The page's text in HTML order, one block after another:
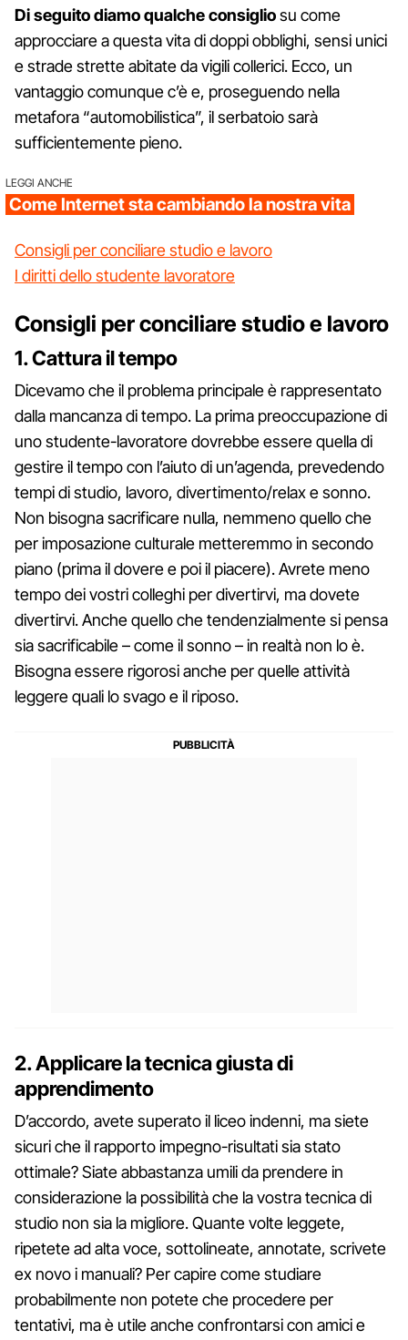
Di seguito diamo qualche consigliosu come
approcciare a questa vita di doppi obblighi, sensi unici
e strade strette abitate da vigili collerici. Ecco, un
vantaggio comunque c’è e, proseguendo nella
metafora “automobilistica”, il serbatoio sarà
sufficientemente pieno.
LEGGI ANCHE
Come Internet sta cambiando la nostra vita
Consigli per conciliare studio e lavoro
I diritti dello studente lavoratore
Consigli per conciliare studio e lavoro
1. Cattura il tempo
Dicevamo che il problema principale è rappresentato
dalla mancanza di tempo. La prima preoccupazione di
uno studente-lavoratore dovrebbe essere quella di
gestire il tempo con l’aiuto di un’agenda, prevedendo
tempi di studio, lavoro, divertimento/relax e sonno.
Non bisogna sacrificare nulla, nemmeno quello che
per imposazione culturale metteremmo in secondo
piano (prima il dovere e poi il piacere). Avrete meno
tempo dei vostri colleghi per divertirvi, ma dovete
divertirvi. Anche quello che tendenzialmente si pensa
sia sacrificabile – come il sonno – in realtà non lo è.
Bisogna essere rigorosi anche per quelle attività
leggere quali lo svago e il riposo.
2. Applicare la tecnica giusta di
apprendimento
D’accordo, avete superato il liceo indenni, ma siete
sicuri che il rapporto impegno-risultati sia stato
ottimale? Siate abbastanza umili da prendere in
considerazione la possibilità che la vostra tecnica di
studio non sia la migliore. Quante volte leggete,
ripetete ad alta voce, sottolineate, annotate, scrivete
ex novo i manuali? Per capire come studiare
probabilmente non potete che procedere per
tentativi, ma è utile anche confrontarsi con amici e